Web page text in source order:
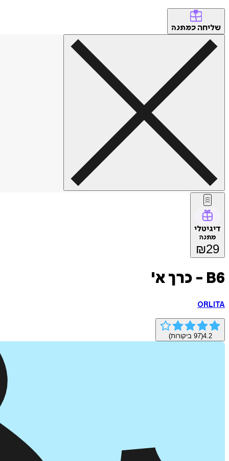
שליחה כמתנה
דיגיטלי
מתנה
₪29
B6 - כרך א'
ORLITA
4.2
(
97 ביקורות)